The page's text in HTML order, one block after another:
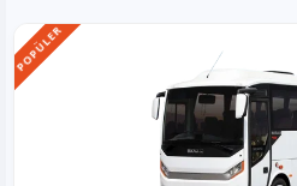
POPÜLER